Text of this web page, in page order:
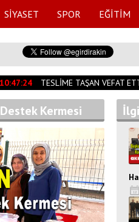
SİYASET SPOR EĞİTİM
TESLİME TAŞAN VEFAT ETTİ
Kermesi